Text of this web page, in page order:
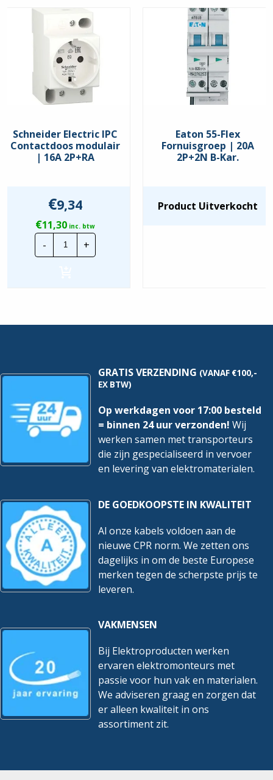
Schneider Electric IPC
Contactdoos modulair
| 16A 2P+RA
€9,34
€11,30 inc. btw
-
Schneider
Electric
IPC
+
Eaton 55-Flex
Fornuisgroep | 20A
2P+2N B-Kar.
Product Uitverkocht
GRATIS VERZENDING (VANAF €100,-
EX BTW)
Op werkdagen voor 17:00 besteld
= binnen 24 uur verzonden! Wij
werken samen met transporteurs
die zijn gespecialiseerd in vervoer
en levering van elektromaterialen.
DE GOEDKOOPSTE IN KWALITEIT
Al onze kabels voldoen aan de
nieuwe CPR norm. We zetten ons
dagelijks in om de beste Europese
merken tegen de scherpste prijs te
leveren.
VAKMENSEN
Bij Elektroproducten werken
ervaren elektromonteurs met
passie voor hun vak en materialen.
We adviseren graag en zorgen dat
er alleen kwaliteit in ons
assortiment zit.